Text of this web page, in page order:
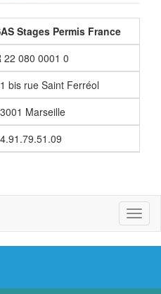
Stages Permis France
22 080 0001 0
bis rue Saint Ferréol
Marseille